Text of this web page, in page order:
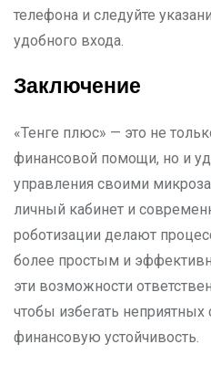
телефона и следуйте
удобного входа.
Заключение
«Тенге плюс» — это не
финансовой помощи, но и
управления своими
личный кабинет и
роботизации делают
более простым и
эти возможности
чтобы избегать
финансовую устойчивость.